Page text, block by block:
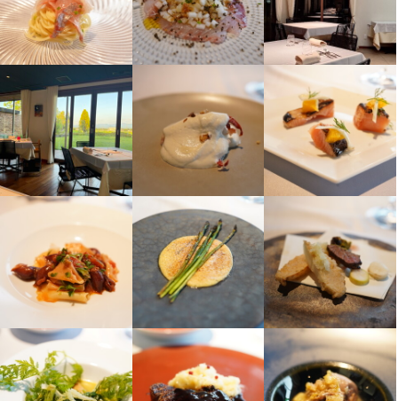
選考の流れ
応募後、原則7営業日以内に返信しております。面接を経て内定と
なります。なお、Web面接にも対応いたしますので、気兼ねなく
お店の採用担当者からのメッセージ
経験者優遇、初心者の方には基本から教えます。
中途採用も積極的に受け付けております。
生産者さんとの繋がりのあるアルケッチァーノグループの一員に
なりませんか？
一般的な飲食店とは違った喜びや楽しさがあります。
一緒に楽しみましょう。
研修も受けておりますのでご興味のある方は是非ご連絡ください
ませ。
なります。なお、Web面接にも対応いたしますので、気兼ねなく
お店の採用担当者からのメッセージ
経験者優遇、初心者の方には基本から教えます。
中途採用も積極的に受け付けております。
生産者さんとの繋がりのあるアルケッチァーノグループの一員に
なりませんか？
一般的な飲食店とは違った喜びや楽しさがあります。
一緒に楽しみましょう。
研修も受けておりますのでご興味のある方は是非ご連絡ください
鶴岡アルケッチァーノ本店以外も系列店がございます。系列店に
お店の採用担当者からのメッセージ
経験者優遇、初心者の方には基本から教えます。
中途採用も積極的に受け付けております。
生産者さんとの繋がりのあるアルケッチァーノグループの一員に
なりませんか？
一般的な飲食店とは違った喜びや楽しさがあります。
一緒に楽しみましょう。
研修も受けておりますのでご興味のある方は是非ご連絡ください
ませ。
鶴岡アルケッチァーノ本店以外も系列店がございます。系列店に